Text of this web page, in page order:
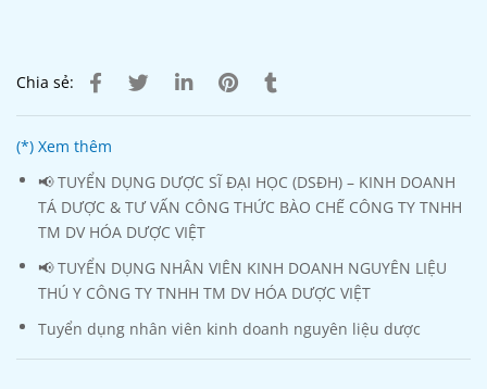
Chia sẻ:
(*) Xem thêm
📢 TUYỂN DỤNG DƯỢC SĨ ĐẠI HỌC (DSĐH) – KINH DOANH
TÁ DƯỢC & TƯ VẤN CÔNG THỨC BÀO CHẾ CÔNG TY TNHH
TM DV HÓA DƯỢC VIỆT
📢 TUYỂN DỤNG NHÂN VIÊN KINH DOANH NGUYÊN LIỆU
THÚ Y CÔNG TY TNHH TM DV HÓA DƯỢC VIỆT
Tuyển dụng nhân viên kinh doanh nguyên liệu dược